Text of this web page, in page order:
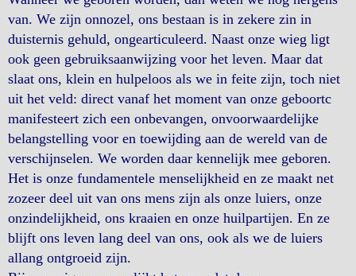
van. We zijn onnozel, ons bestaan is in zekere zin in
duisternis gehuld, ongearticuleerd. Naast onze wieg ligt
ook geen gebruiksaanwijzing voor het leven. Maar dat
slaat ons, klein en hulpeloos als we in feite zijn, toch niet
uit het veld: direct vanaf het moment van onze geboortc
manifesteert zich een onbevangen, onvoorwaardelijke
belangstelling voor en toewijding aan de wereld van de
verschijnselen. We worden daar kennelijk mee geboren.
Het is onze fundamentele menselijkheid en ze maakt net
zozeer deel uit van ons mens zijn als onze luiers, onze
onzindelijkheid, ons kraaien en onze huilpartijen. En ze
blijft ons leven lang deel van ons, ook als we de luiers
allang ontgroeid zijn.